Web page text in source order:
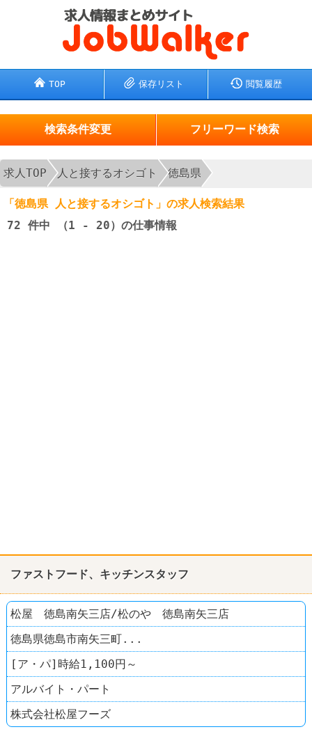
TOP 保存リスト 閲覧履歴
検索条件変更 フリーワード検索
求人TOP 人と接するオシゴト 徳島県
「徳島県 人と接するオシゴト」の求人検索結果
72 件中 （1 - 20）の仕事情報
ファストフード、キッチンスタッフ
松屋 徳島南矢三店/松のや 徳島南矢三店
徳島県徳島市南矢三町...
[ア・パ]時給1,100円～
アルバイト・パート
株式会社松屋フーズ